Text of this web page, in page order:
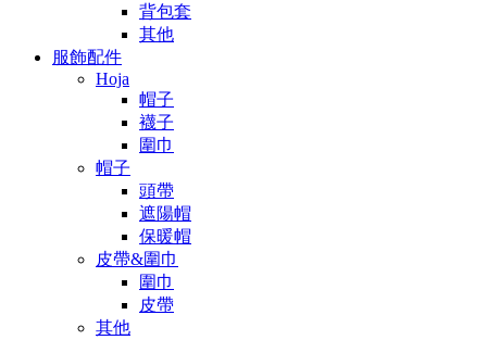
背包套
其他
服飾配件
Hoja
帽子
襪子
圍巾
帽子
頭帶
遮陽帽
保暖帽
皮帶&圍巾
圍巾
皮帶
其他